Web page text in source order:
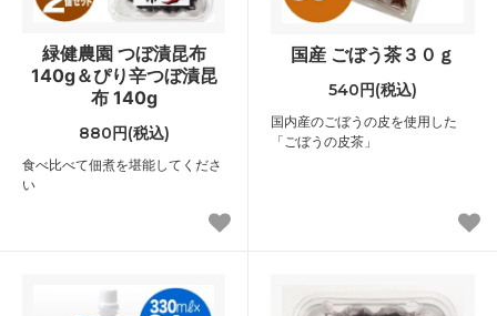
緑健農園 つぼ漬昆布
140g＆ぴり辛つぼ漬昆
布 140g
880円(税込)
食べ比べて佃煮を堪能してくださ
い
国産 ごぼう茶３０ｇ
540円(税込)
国内産のごぼうの皮を使用した
「ごぼうの皮茶」